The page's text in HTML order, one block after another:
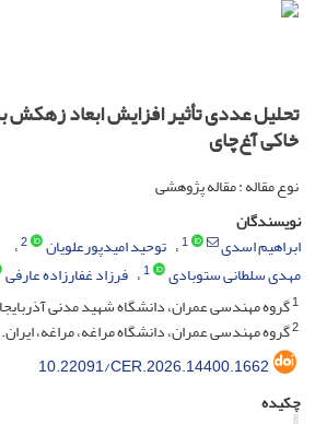
تحلیل عددی تأثیر افزایش ابعاد
خاکی آغ‌چای
نوع مقاله : مقاله پژوهشی
نویسندگان
ابراهیم اسدی
1 توحید امیدپورعلویان 2
مهدی سلطانی ستوبادی 1 فرزاد غفارزاده عارفی
1گروه مهندسی عمران، دانشگاه شهید مدنی
2گروه مهندسی عمران، دانشگاه مراغه، مراغه، ایران.
10.22091/CER.2026.14400.1662
چکیده